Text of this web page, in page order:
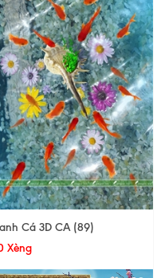
Cá 3D CA (89)
Xèng